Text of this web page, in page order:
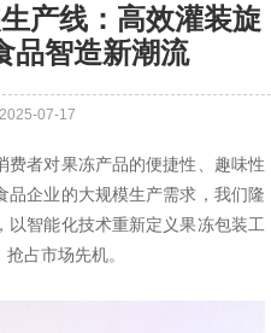
产线：高效灌装旋
品智造新潮流
07-17
费者对果冻产品的便捷性、趣味性
品企业的大规模生产需求，我们隆
，以智能化技术重新定义果冻包装工
占市场先机。